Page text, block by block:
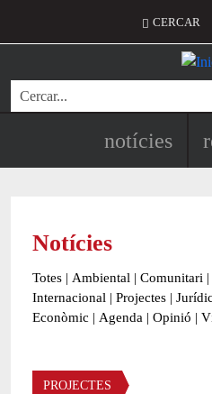
Menú
CERCAR
Cerca
Navegació
notícies
Notícies
Totes | Ambiental | Comunitari |
Internacional | Projectes | Jurídic
Econòmic | Agenda | Opinió |
Àmbit de la notícia
PROJECTES